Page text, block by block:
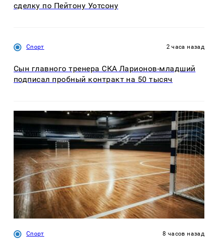
сделку по Пейтону Уотсону
Спорт 2 часа назад
Сын главного тренера СКА Ларионов-младший
подписал пробный контракт на 50 тысяч
Спорт 8 часов назад